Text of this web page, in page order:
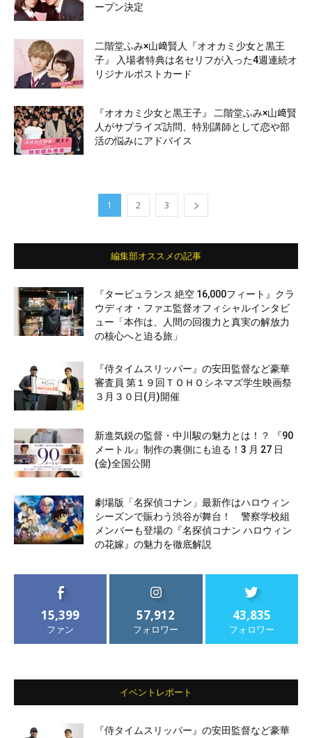
ープン決定
二階堂ふみ×山﨑賢人『オオカミ少女と黒王
子』 入場者特典は名セリフが入った4週連続オ
リジナルポストカード
『オオカミ少女と黒王子』 二階堂ふみ×山﨑賢
人がサプライズ訪問、特別講師として恋や部
活の悩みにアドバイス
1 2 3
編集部オススメの記事
『タービュランス 絶空 16,000フィート』クラ
ウディオ・ファエ監督オフィシャルインタビ
ュー「本作は、人間の回復力と真実の解放力
の核心へと迫る旅」
『侍タイムスリッパー』の安田監督など豪華
審査員 第１９回ＴＯＨＯシネマズ学生映画祭
３月３０日(月)開催
新進気鋭の監督・中川駿の魅力とは！？ 『90
メートル』制作の裏側にも迫る！3 月 27 日
(金)全国公開
劇場版「名探偵コナン」最新作はハロウィン
シーズンで賑わう渋谷が舞台！ 警察学校組
メンバーも登場の『名探偵コナン ハロウィン
の花嫁』の魅力を徹底解説
15,399
ファン
57,912
フォロワー
43,835
フォロワー
イベントレポート
『侍タイムスリッパー』の安田監督など豪華